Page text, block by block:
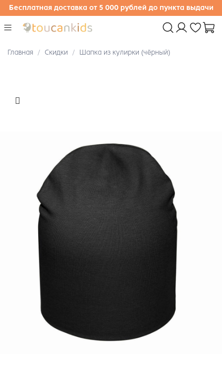
Бесплатная доставка от 5 000 рублей до пункта выдачи
Главная Скидки Шапка из кулирки (чёрный)